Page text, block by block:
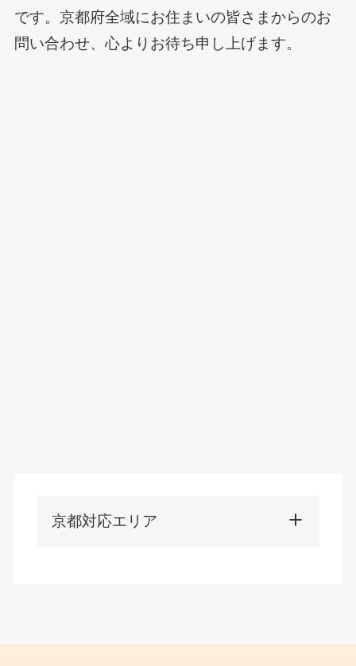
です。京都府全域にお住まいの皆さまからのお
問い合わせ、心よりお待ち申し上げます。
京都対応エリア